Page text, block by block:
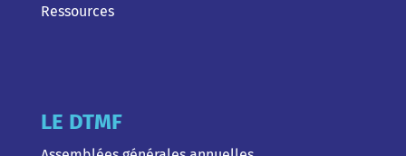
Ressources
LE DTMF